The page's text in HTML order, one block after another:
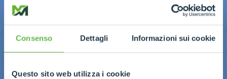
Consenso Dettagli Informazioni sui cookie
Questo sito web utilizza i cookie